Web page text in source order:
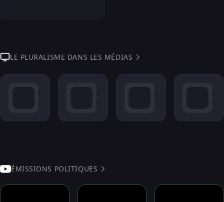
LE PLURALISME DANS LES MÉDIAS
ÉMISSIONS POLITIQUES